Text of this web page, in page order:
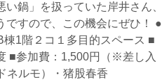
鍋」を扱っていた岸井さん、
ですので、この機会にぜひ！ ●
1階２コ１多目的スペース ■
■参加費：1,500円（※差し入
ネルモ）・猪股春香